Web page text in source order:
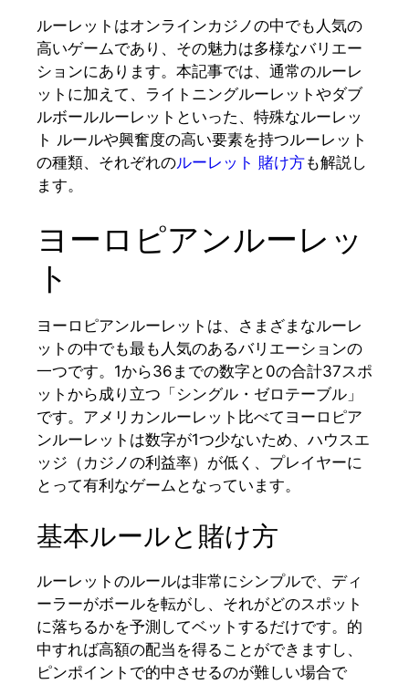
ルーレットはオンラインカジノの中でも人気の
高いゲームであり、その魅力は多様なバリエー
ションにあります。本記事では、通常のルーレ
ットに加えて、ライトニングルーレットやダブ
ルボールルーレットといった、特殊なルーレッ
ト ルールや興奮度の高い要素を持つルーレット
の種類、それぞれのルーレット 賭け方も解説し
ます。
ヨーロピアンルーレッ
ト
ヨーロピアンルーレットは、さまざまなルーレ
ットの中でも最も人気のあるバリエーションの
一つです。1から36までの数字と0の合計37スポ
ットから成り立つ「シングル・ゼロテーブル」
です。アメリカンルーレット比べてヨーロピア
ンルーレットは数字が1つ少ないため、ハウスエ
ッジ（カジノの利益率）が低く、プレイヤーに
とって有利なゲームとなっています。
基本ルールと賭け方
ルーレットのルールは非常にシンプルで、ディ
ーラーがボールを転がし、それがどのスポット
に落ちるかを予測してベットするだけです。的
中すれば高額の配当を得ることができますし、
ピンポイントで的中させるのが難しい場合で